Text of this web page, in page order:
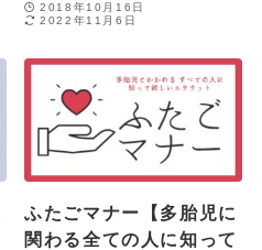
2018年10月16日
2022年11月6日
ふたごマナー【多胎児に
関わる全ての人に知って